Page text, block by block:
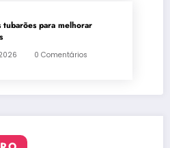
para melhorar
0 Comentários